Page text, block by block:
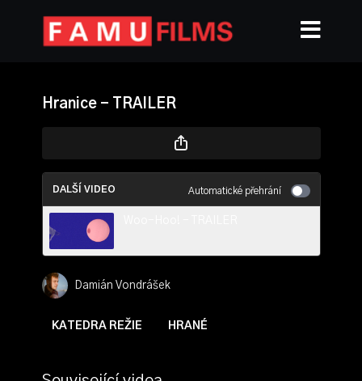
Hranice - TRAILER
DALŠÍ VIDEO Automatické přehrání
Damián Vondrášek
KATEDRA REŽIE HRANÉ